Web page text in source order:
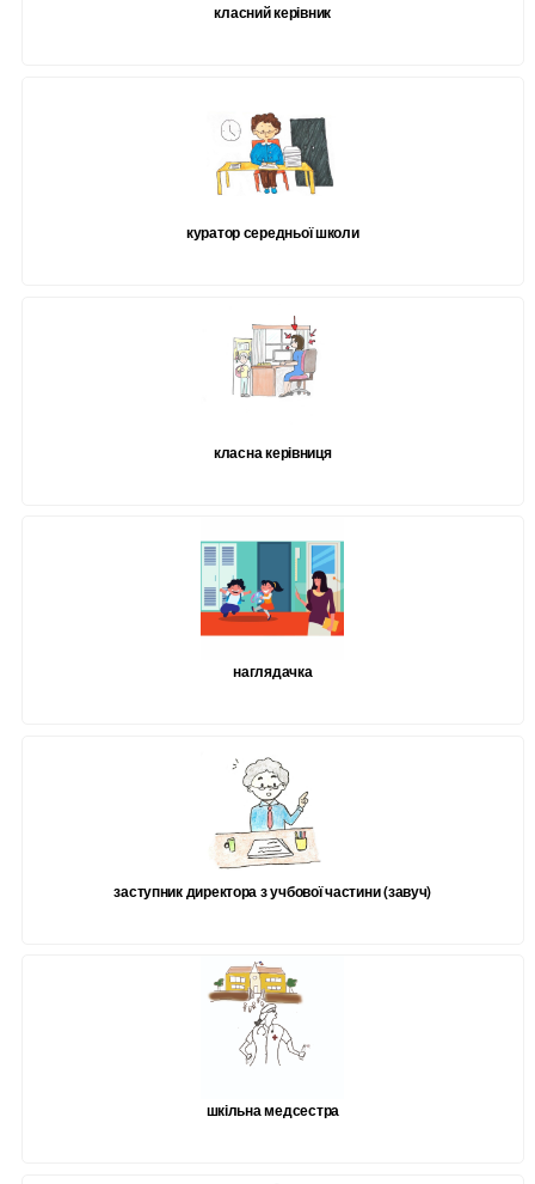
класний керівник
куратор середньої школи
класна керівниця
наглядачка
заступник директора з учбової частини (завуч)
шкільна медсестра